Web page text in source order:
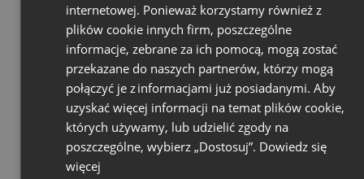
List Box Heading
Followed by some bogus content. Aenean
internetowej. Ponieważ korzystamy również z
plików cookie innych firm, poszczególne
informacje, zebrane za ich pomocą, mogą zostać
przekazane do naszych partnerów, którzy mogą
połączyć je z informacjami już posiadanymi. Aby
uzyskać więcej informacji na temat plików cookie,
których używamy, lub udzielić zgody na
poszczególne, wybierz „Dostosuj”. Dowiedz się
więcej